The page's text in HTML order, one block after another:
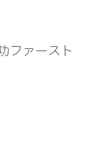
ファースト